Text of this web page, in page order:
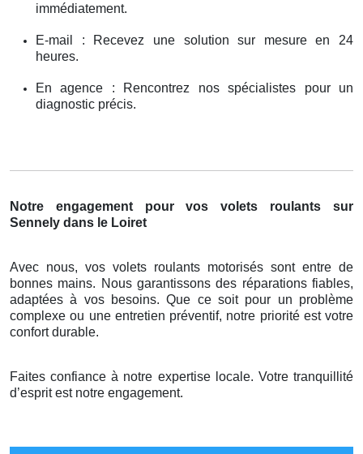
immédiatement.
E-mail : Recevez une solution sur mesure en 24
heures.
En agence : Rencontrez nos spécialistes pour un
diagnostic précis.
Notre engagement pour vos volets roulants sur
Sennely dans le Loiret
Avec nous, vos volets roulants motorisés sont entre de
bonnes mains. Nous garantissons des réparations fiables,
adaptées à vos besoins. Que ce soit pour un problème
complexe ou une entretien préventif, notre priorité est votre
confort durable.
Faites confiance à notre expertise locale. Votre tranquillité
d’esprit est notre engagement.